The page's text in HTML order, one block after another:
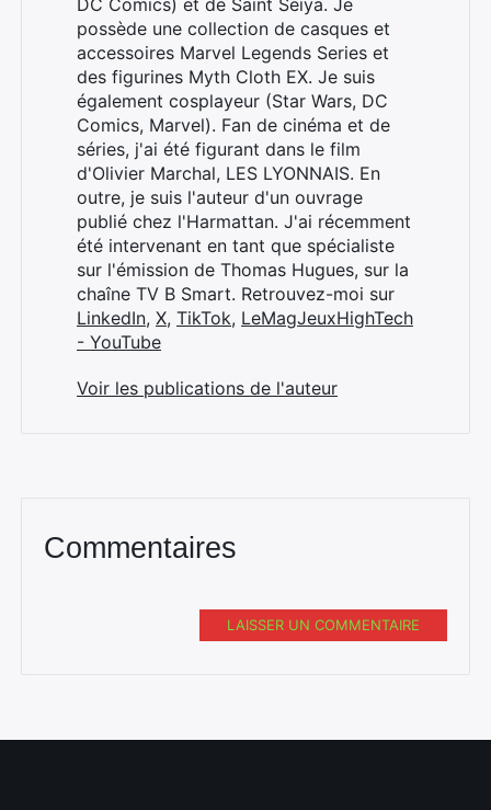
DC Comics) et de Saint Seiya. Je
possède une collection de casques et
accessoires Marvel Legends Series et
des figurines Myth Cloth EX. Je suis
également cosplayeur (Star Wars, DC
Comics, Marvel). Fan de cinéma et de
séries, j'ai été figurant dans le film
d'Olivier Marchal, LES LYONNAIS. En
outre, je suis l'auteur d'un ouvrage
publié chez l'Harmattan. J'ai récemment
été intervenant en tant que spécialiste
sur l'émission de Thomas Hugues, sur la
chaîne TV B Smart. Retrouvez-moi sur
LinkedIn, X, TikTok, LeMagJeuxHighTech
- YouTube
Voir les publications de l'auteur
Commentaires
LAISSER UN COMMENTAIRE
Rechercher
: